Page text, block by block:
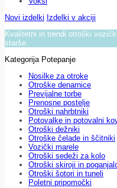
Novi izdelki Izdelki v akciji
Kvalitetni in trendi otroški
starše.
Kategorija Potepanje
Nosilke za otroke
Otroške denarnice
Previjalne torbe
Prenosne postelje
Otroški nahrbtniki
Potovalke in potovalni
Otroški dežniki
Otroške čelade in ščitniki
Vozički marele
Otroški sedeži za kolo
Otroški skiroji in
Otroški šotori in tuneli
Poletni pripomočki